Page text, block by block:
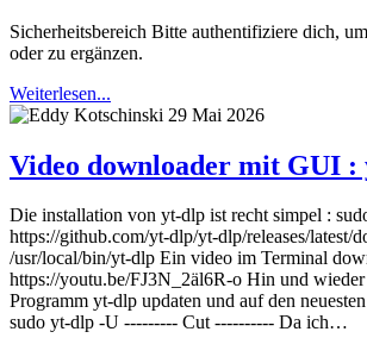
Sicherheitsbereich Bitte authentifiziere dich,
oder zu ergänzen.
Weiterlesen...
29 Mai 2026
Video downloader mit GUI :
Die installation von yt-dlp ist recht simpel :
https://github.com/yt-dlp/yt-dlp/releases/latest/
/usr/local/bin/yt-dlp Ein video im Terminal
https://youtu.be/FJ3N_2äl6R-o Hin und wieder
Programm yt-dlp updaten und auf den
sudo yt-dlp -U --------- Cut ---------- Da ich…